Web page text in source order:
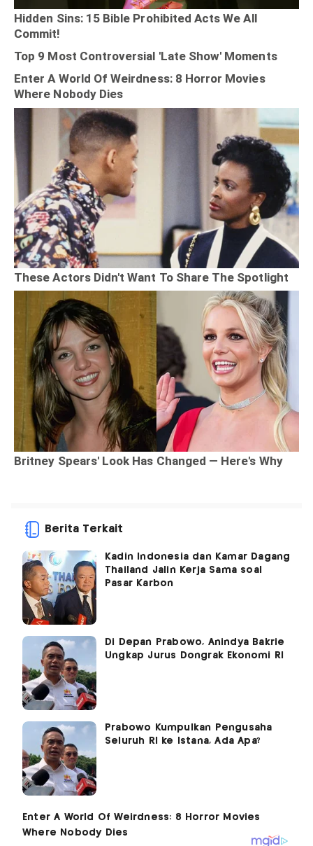
Berita Terkait
Kadin Indonesia dan Kamar Dagang
Thailand Jalin Kerja Sama soal
Pasar Karbon
Di Depan Prabowo, Anindya Bakrie
Ungkap Jurus Dongrak Ekonomi RI
Prabowo Kumpulkan Pengusaha
Seluruh RI ke Istana, Ada Apa?